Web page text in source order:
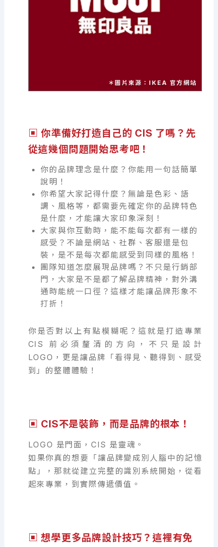
＊圖片來源：IKEA 官方網站
▣ 你準備好打造自己的 CIS 了嗎？先
從這幾個問題開始思考吧！
你的品牌理念是什麼？你能用一句話簡單
說明！
你希望大家記得什麼？無論是色彩、語
調、風格等，都需要先確定你的品牌特色
是什麼，才能讓大家印象深刻！
大家與你互動時，能不能每次都有一樣的
感受？不論是網站、社群、客服還是包
裝，是不是每次都能感受到同樣的風格！
團隊知道怎麼展現品牌嗎？不只是行銷部
門，大家是不是都了解品牌精神，對外溝
通時能統一口徑？這樣才能讓品牌形象不
打折！
你是否對以上有點模糊呢？這就是打造專業
CIS 前必須釐清的方向，不只是設計
LOGO，更是讓品牌「看得見、聽得到、感受
到」的整體體驗！
▣ CIS不是裝飾，而是品牌的根本！
LOGO 是門面，CIS 是靈魂。
如果你真的想要「讓品牌變成別人腦中的記憶
點」，那就從建立完整的識別系統開始，從看
起來專業，到實際傳遞價值。
▣ 想學更多品牌設計技巧？這裡有免